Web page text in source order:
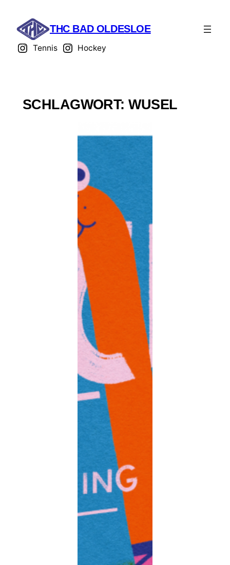
THC BAD OLDESLOE
Tennis Hockey
SCHLAGWORT:WUSEL